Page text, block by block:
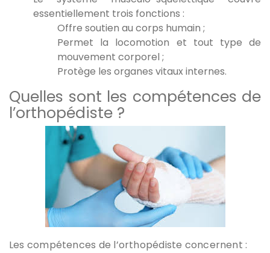
essentiellement trois fonctions :
Offre soutien au corps humain ;
Permet la locomotion et tout type de
mouvement corporel ;
Protège les organes vitaux internes.
Quelles sont les compétences de
l’orthopédiste ?
Les compétences de l’orthopédiste concernent :